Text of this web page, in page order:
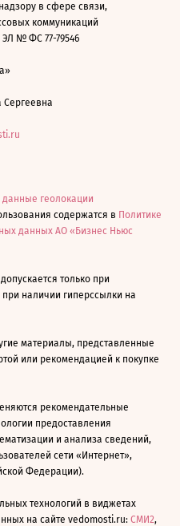
в сфере связи,
коммуникаций
ЭЛ № ФС 77-79546
Сергеевна
данные геолокации
содержатся в Политике
данных АО «Бизнес Ньюс
только при
при наличии гиперссылки на
материалы, представленные
или рекомендацией к покупке
рекомендательные
предоставления
и анализа сведений,
сети «Интернет»,
Федерации).
технологий в виджетах
на сайте vedomosti.ru: СМИ2,